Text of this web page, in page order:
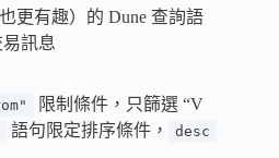
更有趣）的 Dune 查詢語
訊息
限制條件，只篩選 “V
語句限定排序條件， desc